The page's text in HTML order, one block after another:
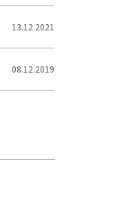
13.12.2021
08.12.2019